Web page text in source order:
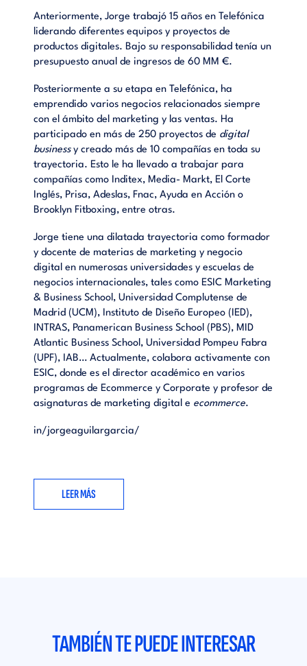
Anteriormente, Jorge trabajó 15 años en Telefónica
liderando diferentes equipos y proyectos de
productos digitales. Bajo su responsabilidad tenía un
presupuesto anual de ingresos de 60 MM €.
Posteriormente a su etapa en Telefónica, ha
emprendido varios negocios relacionados siempre
con el ámbito del marketing y las ventas. Ha
participado en más de 250 proyectos de digital
businessy creado más de 10 compañías en toda su
trayectoria. Esto le ha llevado a trabajar para
compañías como Inditex, Media- Markt, El Corte
Inglés, Prisa, Adeslas, Fnac, Ayuda en Acción o
Brooklyn Fitboxing, entre otras.
Jorge tiene una dilatada trayectoria como formador
y docente de materias de marketing y negocio
digital en numerosas universidades y escuelas de
negocios internacionales, tales como ESIC Marketing
& Business School, Universidad Complutense de
Madrid (UCM), Instituto de Diseño Europeo (IED),
INTRAS, Panamerican Business School (PBS), MID
Atlantic Business School, Universidad Pompeu Fabra
(UPF), IAB… Actualmente, colabora activamente con
ESIC, donde es el director académico en varios
programas de Ecommerce y Corporate y profesor de
asignaturas de marketing digital e ecommerce.
in/jorgeaguilargarcia/
LEER MÁS
TAMBIÉN TE PUEDE INTERESAR